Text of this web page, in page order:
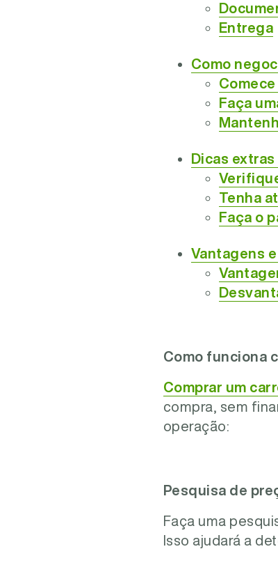
Entrega
Como
Faça
Dicas
Tenha
Faça o
Vantagens
Como funciona
Comprar um
compra, sem
operação:
Pesquisa de
Faça uma
Isso ajudará a